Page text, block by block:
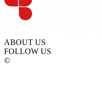
ABOUT US
FOLLOW US
©